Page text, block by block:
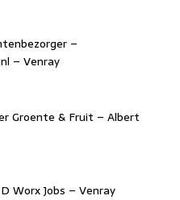
–
– Venray
Groente & Fruit – Albert
Worx Jobs – Venray